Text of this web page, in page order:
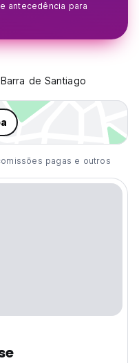
antecedência para
Barra de Santiago
pagas e outros